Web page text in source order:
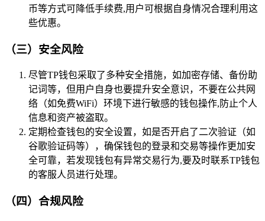
币等方式可降低手续费,用户可根据自身情况合理利用这
些优惠。
（三）安全风险
尽管TP钱包采取了多种安全措施，如加密存储、备份助
记词等，但用户自身也要提升安全意识，不要在公共网
络（如免费WiFi）环境下进行敏感的钱包操作,防止个人
信息和资产被盗取。
定期检查钱包的安全设置，如是否开启了二次验证（如
谷歌验证码等），确保钱包的登录和交易等操作更加安
全可靠，若发现钱包有异常交易行为,要及时联系TP钱包
的客服人员进行处理。
（四）合规风险